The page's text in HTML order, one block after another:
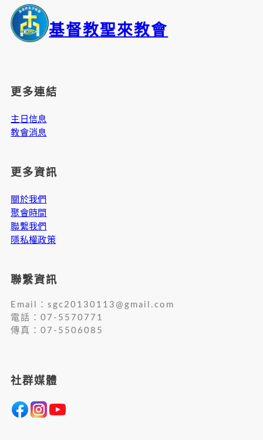
基督教聖來教會
更多連結
主日信息
教會消息
更多資訊
關於我們
聚會時間
聯繫我們
隱私權政策
聯繫資訊
Email：sgc20130113@gmail.com
電話：07-5570771
傳真：07-5506085
社群媒體